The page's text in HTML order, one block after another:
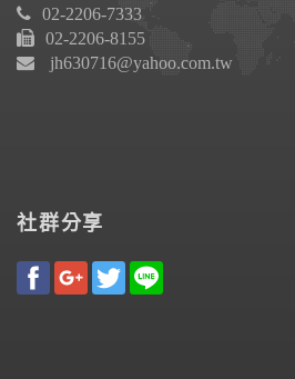
02-2206-7333
02-2206-8155
jh630716@yahoo.com.tw
社群分享